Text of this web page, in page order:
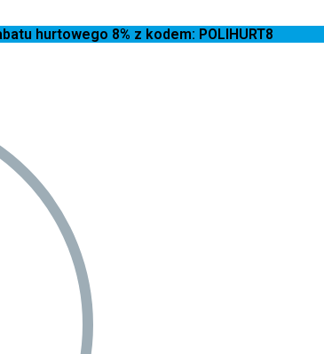
hurtowego 8% z kodem: POLIHURT8